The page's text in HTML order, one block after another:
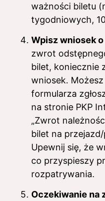
ważności biletu
tygodniowych,
Wpisz wniosek
zwrot
bilet, koniecznie
wniosek.
formularza
na stronie PKP
„Zwrot
bilet na
Upewnij się, że
co przyspieszy
rozpatrywania.
Oczekiwanie na